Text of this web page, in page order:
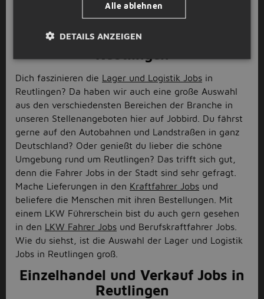
noch? Schreibe deine Bewerbung für deinen nächsten
Job in Reutlingen.
Lager und Logistik Jobs in
Dich faszinieren die Lager und Logistik Jobs in
Reutlingen? Da haben wir auch eine große Auswahl
aus den verschiedensten Bereichen der Branche in
unseren Stellenangeboten hier auf Jobbird. Du fährst
gerne auf den Autobahnen und Landstraßen in ganz
Deutschland? Oder genießt du lieber die schöne
Umgebung rund um Reutlingen? Das trifft sich gut,
denn die Fahrer Jobs in der Stadt sind sehr gefragt.
Mache Lieferungen in den Kraftfahrer Jobs und
beliefere die Menschen mit ihren Bestellungen. Mit
einem LKW Führerschein bist du auch gern gesehen
in den LKW Fahrer Jobs und Berufskraftfahrer Jobs.
Wie du siehst, ist die Auswahl der Lager und Logistik
Jobs in Reutlingen groß.
Einzelhandel und Verkauf Jobs in
Reutlingen
Alle ablehnen
DETAILS ANZEIGEN